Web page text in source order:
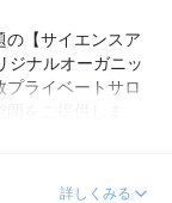
の【サイエンスア
ジナルオーガニッ
プライベートサロ
をご提供しま
詳しくみる